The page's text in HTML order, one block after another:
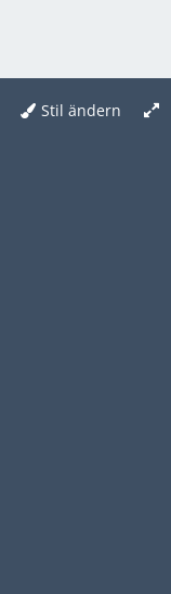
Stil ändern